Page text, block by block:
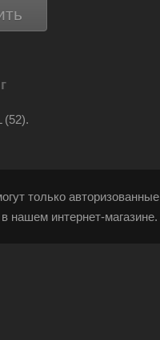
(52).
только авторизованные
в нашем интернет-магазине.